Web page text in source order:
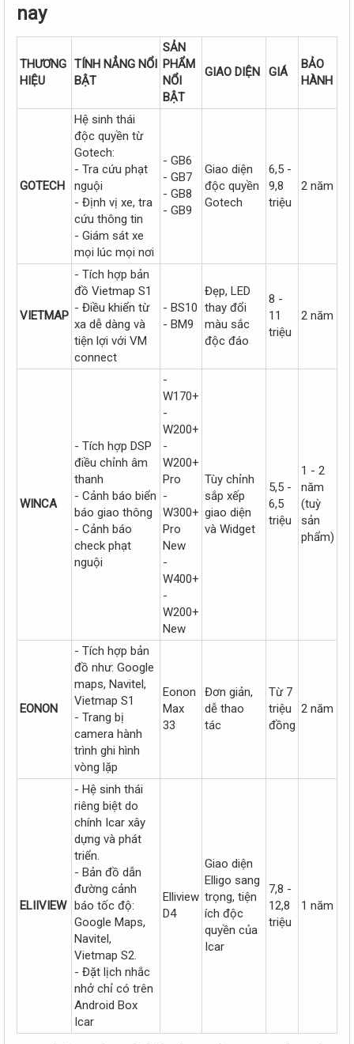
nay
THƯƠNG
HIỆU
TÍNH NẲNG NỔI
BẬT
SẢN
PHẨM
NỔI
BẬT
GIAO DIỆN GIÁ
BẢO
HÀNH
GOTECH
Hệ sinh thái
độc quyền từ
Gotech:
- Tra cứu phạt
nguội
- Định vị xe, tra
cứu thông tin
- Giám sát xe
mọi lúc mọi nơi
- GB6
- GB7
- GB8
- GB9
Giao diện
độc quyền
Gotech
6,5 -
9,8
triệu
2 năm
VIETMAP
- Tích hợp bản
đồ Vietmap S1
- Điều khiển từ
xa dễ dàng và
tiện lợi với VM
connect
- BS10
- BM9
Đẹp, LED
thay đổi
màu sắc
độc đáo
8 -
11
triệu
2 năm
WINCA
- Tích hợp DSP
điều chỉnh âm
thanh
- Cảnh báo biển
báo giao thông
- Cảnh báo
check phạt
nguội
-
W170+
-
W200+
-
W200+
Pro
-
W300+
Pro
New
-
W400+
-
W200+
New
Tùy chỉnh
sắp xếp
giao diện
và Widget
5,5 -
6,5
triệu
1 - 2
năm
(tuỳ
sản
phẩm)
EONON
- Tích hợp bản
đồ như: Google
maps, Navitel,
Vietmap S1
- Trang bị
camera hành
trình ghi hình
vòng lặp
Eonon
Max
33
Đơn giản,
dễ thao
tác
Từ 7
triệu
đồng
2 năm
ELIIVIEW
- Hệ sinh thái
riêng biệt do
chính Icar xây
dựng và phát
triển.
- Bản đồ dẫn
đường cảnh
báo tốc độ:
Google Maps,
Navitel,
Vietmap S2.
- Đặt lịch nhắc
nhở chỉ có trên
Android Box
Icar
Elliview
D4
Giao diện
Elligo sang
trọng, tiện
ích độc
quyền của
Icar
7,8 -
12,8
triệu
1 năm